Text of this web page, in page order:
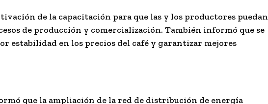
de la capacitación para que las y los productores puedan
de producción y comercialización. También informó que se
estabilidad en los precios del café y garantizar mejores
que la ampliación de la red de distribución de energía